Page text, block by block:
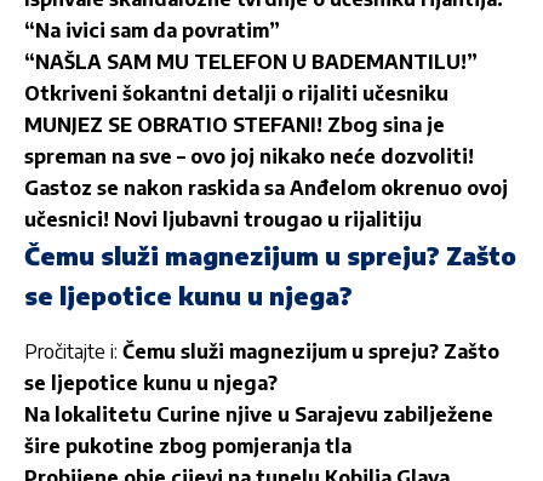
“Na ivici sam da povratim”
“NAŠLA SAM MU TELEFON U BADEMANTILU!”
Otkriveni šokantni detalji o rijaliti učesniku
MUNJEZ SE OBRATIO STEFANI! Zbog sina je
spreman na sve – ovo joj nikako neće dozvoliti!
Gastoz se nakon raskida sa Anđelom okrenuo ovoj
učesnici! Novi ljubavni trougao u rijalitiju
Čemu služi magnezijum u spreju? Zašto
se ljepotice kunu u njega?
Pročitajte i: Čemu služi magnezijum u spreju? Zašto
se ljepotice kunu u njega?
Na lokalitetu Curine njive u Sarajevu zabilježene
šire pukotine zbog pomjeranja tla